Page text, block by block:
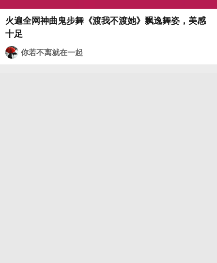
火遍全网神曲鬼步舞《渡我不渡她》飘逸舞姿，美感
十足
你若不离就在一起